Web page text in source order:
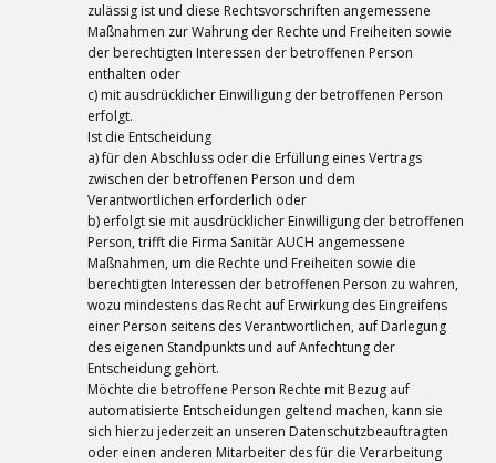
zulässig ist und diese Rechtsvorschriften angemessene
Maßnahmen zur Wahrung der Rechte und Freiheiten sowie
der berechtigten Interessen der betroffenen Person
enthalten oder
c) mit ausdrücklicher Einwilligung der betroffenen Person
erfolgt.
Ist die Entscheidung
a) für den Abschluss oder die Erfüllung eines Vertrags
zwischen der betroffenen Person und dem
Verantwortlichen erforderlich oder
b) erfolgt sie mit ausdrücklicher Einwilligung der betroffenen
Person, trifft die Firma Sanitär AUCH angemessene
Maßnahmen, um die Rechte und Freiheiten sowie die
berechtigten Interessen der betroffenen Person zu wahren,
wozu mindestens das Recht auf Erwirkung des Eingreifens
einer Person seitens des Verantwortlichen, auf Darlegung
des eigenen Standpunkts und auf Anfechtung der
Entscheidung gehört.
Möchte die betroffene Person Rechte mit Bezug auf
automatisierte Entscheidungen geltend machen, kann sie
sich hierzu jederzeit an unseren Datenschutzbeauftragten
oder einen anderen Mitarbeiter des für die Verarbeitung